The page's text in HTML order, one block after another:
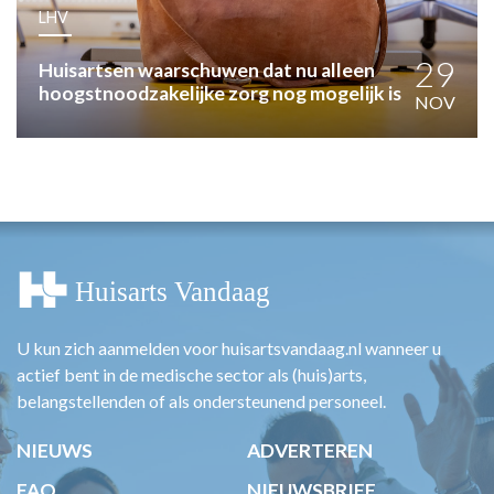
PRAKTIJKZAKEN
TARIEVEN
VPHUISARTSEN
LHV
Huisartsen waarschuwen dat nu alleen
hoogstnoodzakelijke zorg nog mogelijk is 29
NOV
U kun zich aanmelden voor huisartsvandaag.nl wanneer u
actief bent in de medische sector als (huis)arts,
belangstellenden of als ondersteunend personeel.
NIEUWS
ADVERTEREN